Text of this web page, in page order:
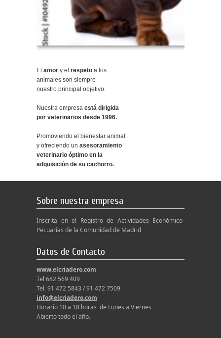
El amor y el respeto a los
animales son siempre
nuestro principal objetivo.
Nuestra empresa está dirigida
por veterinarios desde 1996.
Promoviendo el bienestar animal
y ofreciendo un asesoramiento
veterinario óptimo en la
adquisición de su cachorro.
Sobre nuestra empresa
Inscrita en el Registro de Actividades Económico-
Pecuarias de la Comunidad de Madrid
Datos de Contacto
www.elcriadero.com
Tel 682 569 409
Tel. 91 472 5843 / 91 472 7509
info@elcriadero.com
Horario 10 a 18 horas de Lunes a Viernes
Abierto todo el año.